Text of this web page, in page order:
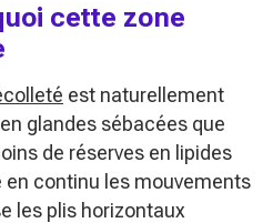
cette zone
est naturellement
glandes sébacées que
de réserves en lipides
continu les mouvements
les plis horizontaux